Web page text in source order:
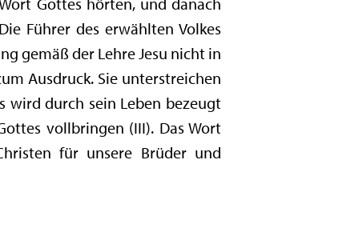
Führer des erwählten Volkes
gemäß der Lehre Jesu nicht in
Ausdruck. Sie unterstreichen
wird durch sein Leben bezeugt
vollbringen (III). Das Wort
für unsere Brüder und